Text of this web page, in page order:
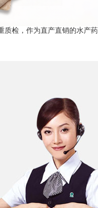
检，作为直产直销的水产